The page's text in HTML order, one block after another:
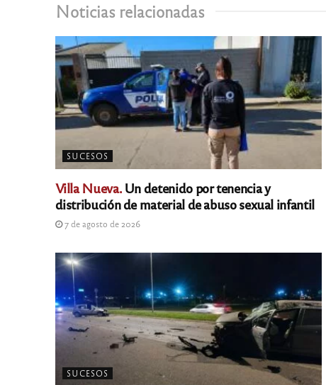
Noticias relacionadas
SUCESOS
Villa Nueva.Un detenido por tenencia y
distribución de material de abuso sexual infantil
7 de agosto de 2026
SUCESOS